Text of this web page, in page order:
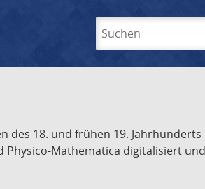
des 18. und frühen 19.
Physico-Mathematica digitalisiert